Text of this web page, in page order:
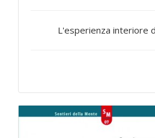
L'esperienza interiore